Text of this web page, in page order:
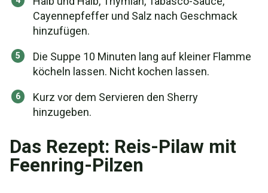
Cayennepfeffer und Salz nach Geschmack
hinzufügen.
Die Suppe 10 Minuten lang auf kleiner Flamme
köcheln lassen. Nicht kochen lassen.
Kurz vor dem Servieren den Sherry
hinzugeben.
Das Rezept: Reis-Pilaw mit
Feenring-Pilzen